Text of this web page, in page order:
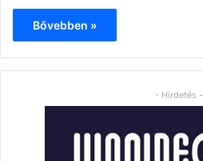
Bővebben »
- Hirdetés -